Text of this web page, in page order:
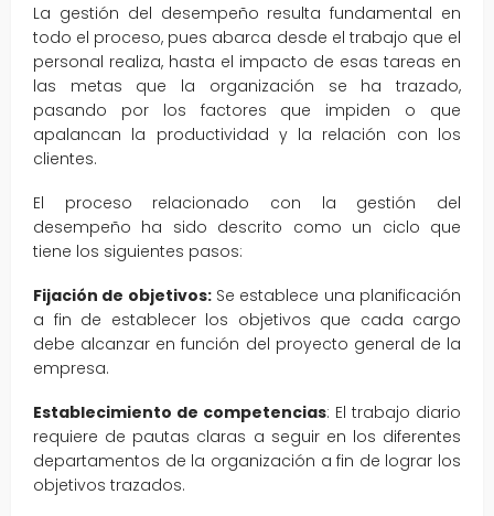
La gestión del desempeño resulta fundamental en
todo el proceso, pues abarca desde el trabajo que el
personal realiza, hasta el impacto de esas tareas en
las metas que la organización se ha trazado,
pasando por los factores que impiden o que
apalancan la productividad y la relación con los
clientes.
El proceso relacionado con la gestión del
desempeño ha sido descrito como un ciclo que
tiene los siguientes pasos:
Fijación de objetivos:Se establece una planificación
a fin de establecer los objetivos que cada cargo
debe alcanzar en función del proyecto general de la
empresa.
Establecimiento de competencias: El trabajo diario
requiere de pautas claras a seguir en los diferentes
departamentos de la organización a fin de lograr los
objetivos trazados.